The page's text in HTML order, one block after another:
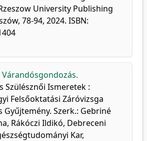
University Publishing
78-94, 2024. ISBN:
Várandósgondozás.
Szülésznői Ismeretek :
Felsőoktatási Záróvizsga
Gyűjtemény. Szerk.: Gebriné
Rákóczi Ildikó, Debreceni
Kar,